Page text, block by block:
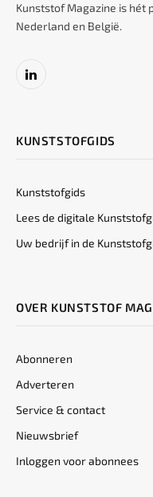
Kunststof Magazine is hét
Nederland en België.
LinkedIn
KUNSTSTOFGIDS
Kunststofgids
Lees de digitale
Uw bedrijf in de
OVER KUNSTSTOF
Abonneren
Adverteren
Service & contact
Nieuwsbrief
Inloggen voor abonnees